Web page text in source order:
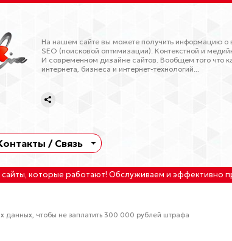
На нашем сайте вы можете получить информацию о
SEO (поисковой оптимизации). Контекстной и
И современном дизайне сайтов. Вообщем того что
интернета, бизнеса и интернет-технологий...
/ Связь
, которые работают! Обслуживаем и эффективно
данных, чтобы не заплатить 300 000 рублей штрафа